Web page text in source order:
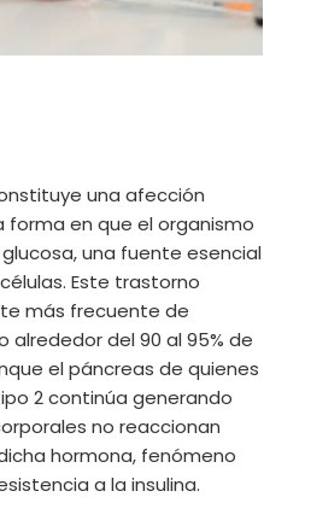
una afección
forma en que el organismo
una fuente esencial
Este trastorno
más frecuente de
alrededor del 90 al 95% de
el páncreas de quienes
2 continúa generando
no reaccionan
hormona, fenómeno
a la insulina.